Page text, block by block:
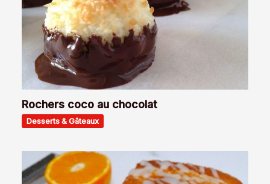
Rochers coco au chocolat
Desserts & Gâteaux